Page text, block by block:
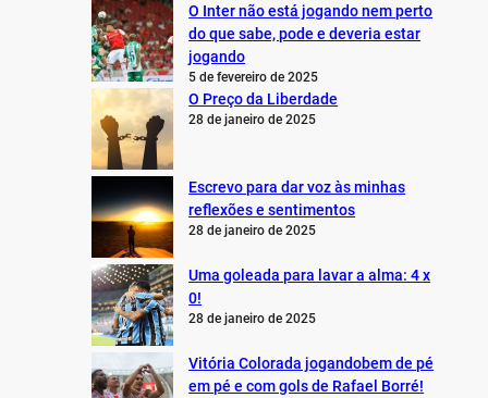
O Inter não está jogando nem perto
do que sabe, pode e deveria estar
jogando
5 de fevereiro de 2025
O Preço da Liberdade
28 de janeiro de 2025
Escrevo para dar voz às minhas
reflexões e sentimentos
28 de janeiro de 2025
Uma goleada para lavar a alma: 4 x
0!
28 de janeiro de 2025
Vitória Colorada jogandobem de pé
em pé e com gols de Rafael Borré!